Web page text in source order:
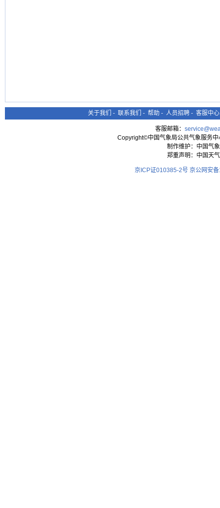
关于我们 - 联系我们 - 帮助 - 人员招聘 - 客服中心
客服邮箱：
Copyright©中国气象局公共气象服务
制作维护：中国气
郑重声明：中国天
京ICP证010385-2号 京公网安